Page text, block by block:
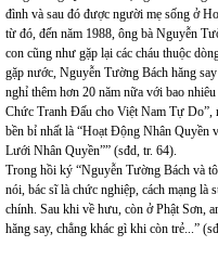
đình và sau đó được người mẹ sống ở
từ đó, đến năm 1988, ông bà Nguyễn
con cũng như gặp lại các cháu thuộc
gặp nước, Nguyễn Tường Bách hăng
nghỉ thêm hơn 20 năm nữa với bao
Chức Tranh Đấu cho Việt Nam Tự Do”,
bền bỉ nhất là “Hoạt Động Nhân Quyền
Lưới Nhân Quyền”” (sđd, tr. 64).
Trong hồi ký “Nguyễn Tường Bách và
nói, bác sĩ là chức nghiệp, cách mạng là
chính. Sau khi về hưu, còn ở Phật Sơn,
hăng say, chẳng khác gì khi còn trẻ...”